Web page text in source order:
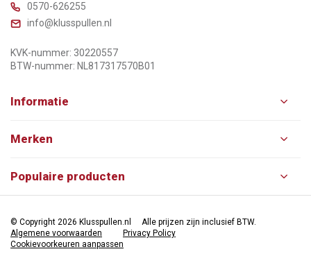
0570-626255
info@klusspullen.nl
KVK-nummer: 30220557
BTW-nummer: NL817317570B01
Informatie
Merken
Populaire producten
© Copyright 2026 Klusspullen.nl
Alle prijzen zijn inclusief BTW.
Algemene voorwaarden
Privacy Policy
Cookievoorkeuren aanpassen